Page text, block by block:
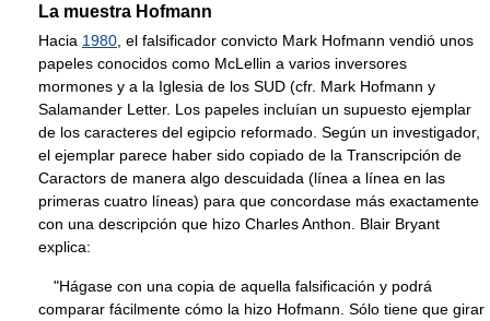
La muestra Hofmann
Hacia 1980 , el falsificador convicto Mark Hofmann vendió unos
papeles conocidos como McLellin a varios inversores
mormones y a la Iglesia de los SUD (cfr. Mark Hofmann y
Salamander Letter. Los papeles incluían un supuesto ejemplar
de los caracteres del egipcio reformado. Según un investigador,
el ejemplar parece haber sido copiado de la Transcripción de
Caractors de manera algo descuidada (línea a línea en las
primeras cuatro líneas) para que concordase más exactamente
con una descripción que hizo Charles Anthon. Blair Bryant
explica:
"Hágase con una copia de aquella falsificación y podrá
comparar fácilmente cómo la hizo Hofmann. Sólo tiene que girar